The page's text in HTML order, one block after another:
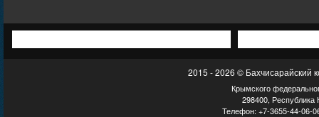
2015 - 2026 © Бахчисарайский
Крымского
298400, Республика
Телефон: +7-3655-44-06-